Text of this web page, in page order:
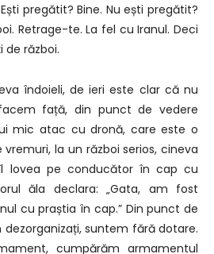
pregătit? Bine. Nu ești pregătit?
Retrage-te. La fel cu Iranul. Deci
de război.
îndoieli, de ieri este clar că nu
față, din punct de vedere
mic atac cu dronă, care este o
la un război serios, cineva
lovea pe conducător în cap cu
ăla declara: „Gata, am fost
cu praștia în cap.” Din punct de
suntem fără dotare.
cumpărăm armamentul